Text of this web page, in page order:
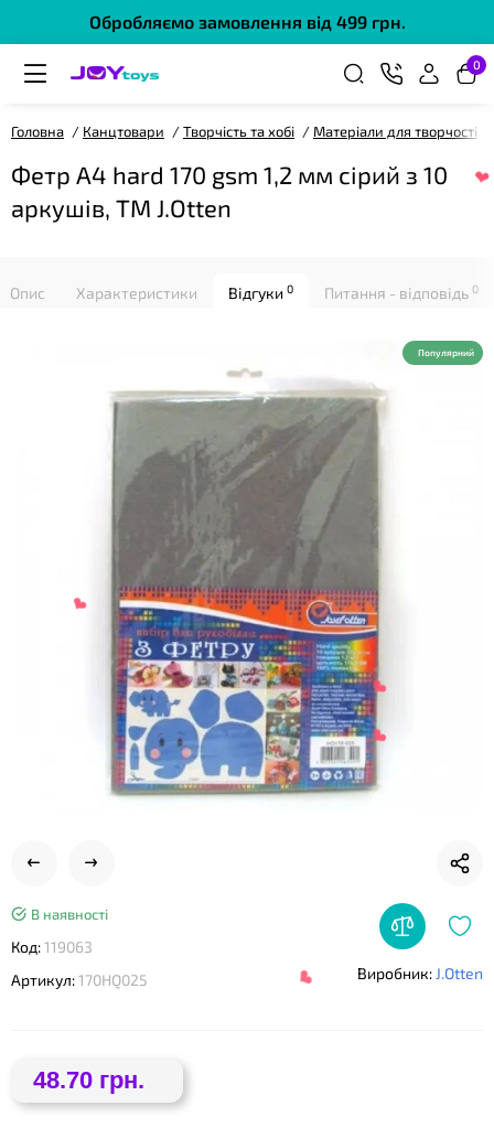
Обробляємо замовлення від 499 грн.
0
Головна Канцтовари Творчість та хобі Матеріали для творчості
Фетр A4 hard 170 gsm 1,2 мм сірий з 10
аркушів, ТМ J.Otten
Опис Характеристики Відгуки 0 Питання - відповідь 0
Популярний
В наявності
Код:119063
Артикул:170HQ025 Виробник: J.Otten
48.70 грн.
❤
❤
❤